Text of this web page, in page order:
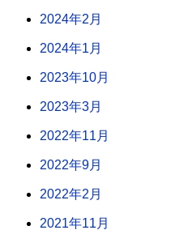
2024年2月
2024年1月
2023年10月
2023年3月
2022年11月
2022年9月
2022年2月
2021年11月